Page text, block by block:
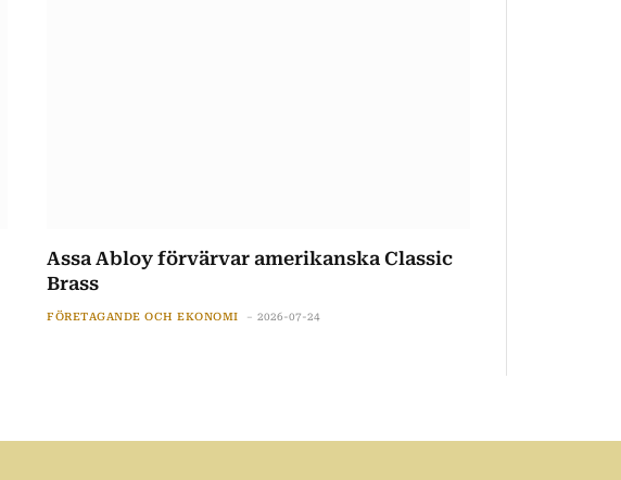
Assa Abloy förvärvar amerikanska Classic
Brass
FÖRETAGANDE OCH EKONOMI 2026-07-24